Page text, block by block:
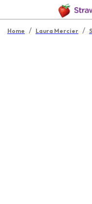
Home / Laura Mercier /